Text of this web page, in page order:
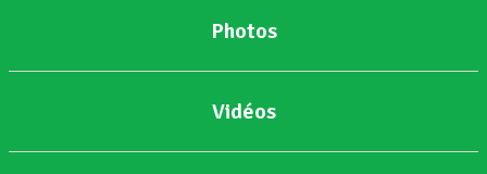
Photos
Vidéos